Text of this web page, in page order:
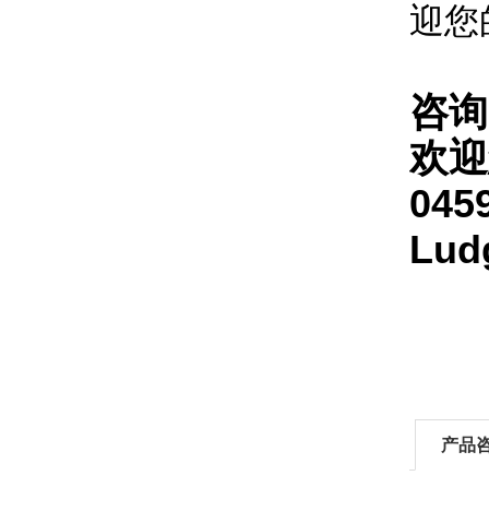
迎您
咨
欢
产品